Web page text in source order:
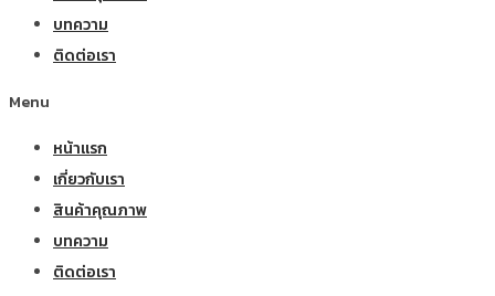
บทความ
ติดต่อเรา
Menu
หน้าแรก
เกี่ยวกับเรา
สินค้าคุณภาพ
บทความ
ติดต่อเรา